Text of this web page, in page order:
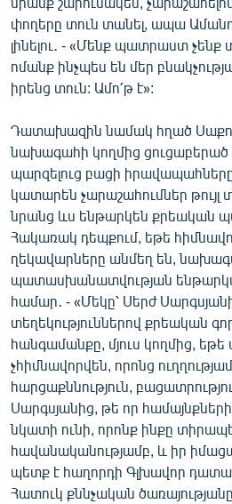
փողերը տուն տանել, ապա
լինելու․ - «Մենք պատրաստ չենք
ոմանք ինչպես են մեր
իրենց տուն: Ամո՛թ է»:
Դատախազին նամակ հղած
նախագահի կողմից ցուցաբերած
պարզելուց բացի իրավապահները
կատարեն չարաշահումներ թույլ
նրանց ևս ենթարկեն քրեական
Հակառակ դեպքում, եթե
ղեկավարները անմեղ են,
պատասխանատվության
համար․ - «Մեկը՝ Սերժ
տեղեկություններով քրեական
հանգամանքը, մյուս կողմից, եթե
չհիմնավորվեն, որոնց
հարցաքննություն,
Սարգսյանից, թե որ
նկատի ունի, որոնք ինքը
հավանականությամբ, և իր
պետք է հաղորդի Գլխավոր
Հատուկ քննչական